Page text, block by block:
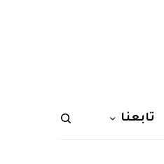
تابعنا